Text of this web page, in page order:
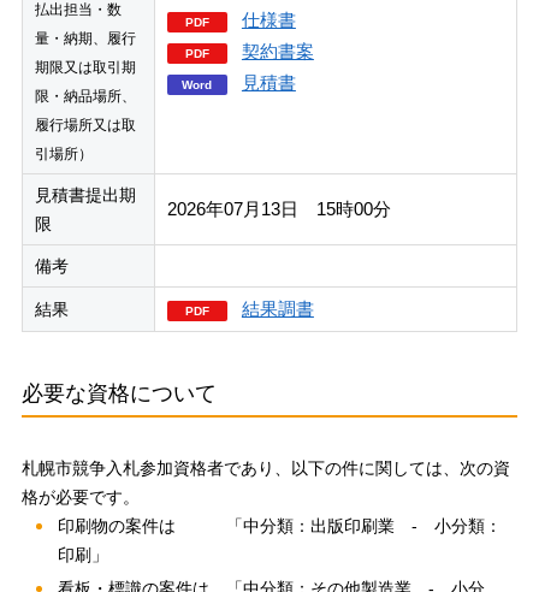
払出担当・数
量・納期、履行
期限又は取引期
限・納品場所、
履行場所又は取
引場所）
仕様書
契約書案
見積書
見積書提出期
限
2026年07月13日 15時00分
備考
結果 結果調書
必要な資格について
札幌市競争入札参加資格者であり、以下の件に関しては、次の資
格が必要です。
印刷物の案件は 「中分類：出版印刷業 - 小分類：
印刷」